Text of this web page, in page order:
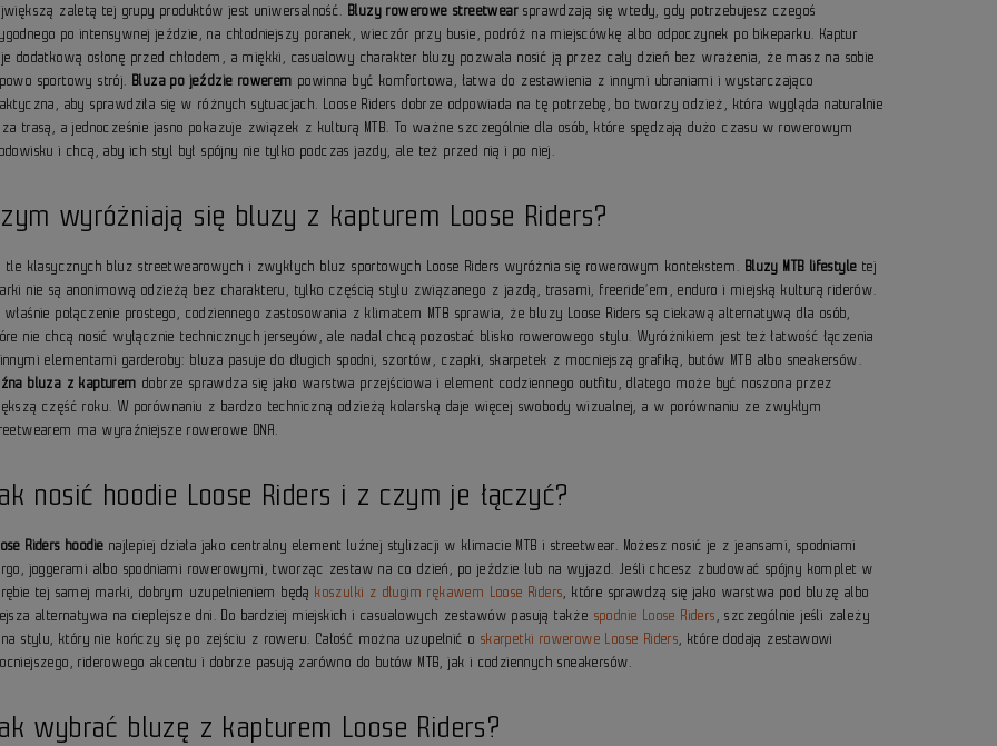
zaletą tej grupy produktów jest uniwersalność. Bluzy rowerowe streetwear sprawdzają się wtedy, gdy potrzebujesz czegoś
po intensywnej jeździe, na chłodniejszy poranek, wieczór przy busie, podróż na miejscówkę albo odpoczynek po bikeparku. Kaptur
dodatkową osłonę przed chłodem, a miękki, casualowy charakter bluzy pozwala nosić ją przez cały dzień bez wrażenia, że masz na sobie
sportowy strój. Bluza po jeździe rowerem powinna być komfortowa, łatwa do zestawienia z innymi ubraniami i wystarczająco
aby sprawdziła się w różnych sytuacjach. Loose Riders dobrze odpowiada na tę potrzebę, bo tworzy odzież, która wygląda naturalnie
trasą, a jednocześnie jasno pokazuje związek z kulturą MTB. To ważne szczególnie dla osób, które spędzają dużo czasu w rowerowym
i chcą, aby ich styl był spójny nie tylko podczas jazdy, ale też przed nią i po niej.
wyróżniają się bluzy z kapturem Loose Riders?
tle klasycznych bluz streetwearowych i zwykłych bluz sportowych Loose Riders wyróżnia się rowerowym kontekstem. Bluzy MTB lifestyle tej
nie są anonimową odzieżą bez charakteru, tylko częścią stylu związanego z jazdą, trasami, freeride’em, enduro i miejską kulturą riderów.
właśnie połączenie prostego, codziennego zastosowania z klimatem MTB sprawia, że bluzy Loose Riders są ciekawą alternatywą dla osób,
nie chcą nosić wyłącznie technicznych jerseyów, ale nadal chcą pozostać blisko rowerowego stylu. Wyróżnikiem jest też łatwość łączenia
elementami garderoby: bluza pasuje do długich spodni, szortów, czapki, skarpetek z mocniejszą grafiką, butów MTB albo sneakersów.
bluza z kapturem dobrze sprawdza się jako warstwa przejściowa i element codziennego outfitu, dlatego może być noszona przez
część roku. W porównaniu z bardzo techniczną odzieżą kolarską daje więcej swobody wizualnej, a w porównaniu ze zwykłym
ma wyraźniejsze rowerowe DNA.
nosić hoodie Loose Riders i z czym je łączyć?
Riders hoodie najlepiej działa jako centralny element luźnej stylizacji w klimacie MTB i streetwear. Możesz nosić je z jeansami, spodniami
joggerami albo spodniami rowerowymi, tworząc zestaw na co dzień, po jeździe lub na wyjazd. Jeśli chcesz zbudować spójny komplet w
tej samej marki, dobrym uzupełnieniem będą koszulki z długim rękawem Loose Riders, które sprawdzą się jako warstwa pod bluzę albo
alternatywa na cieplejsze dni. Do bardziej miejskich i casualowych zestawów pasują także spodnie Loose Riders , szczególnie jeśli zależy
na stylu, który nie kończy się po zejściu z roweru. Całość można uzupełnić o skarpetki rowerowe Loose Riders, które dodają zestawowi
riderowego akcentu i dobrze pasują zarówno do butów MTB, jak i codziennych sneakersów.
wybrać bluzę z kapturem Loose Riders?